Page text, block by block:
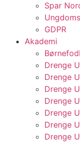
Spar
GDPR
Akademi
Drenge
Drenge
Drenge
Drenge
Drenge
Drenge
Drenge